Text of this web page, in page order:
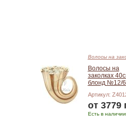
Волосы на
Волосы на
заколках
блонд №12/
Артикул:
от 3779
Есть в наличии